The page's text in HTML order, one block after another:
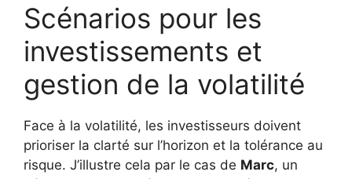
Scénarios pour les
investissements et
gestion de la volatilité
Face à la volatilité, les investisseurs doivent
prioriser la clarté sur l’horizon et la tolérance au
risque. J’illustre cela par le cas de Marc, un